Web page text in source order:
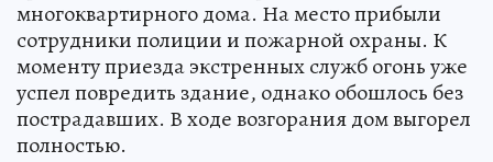
многоквартирного дома. На место прибыли
сотрудники полиции и пожарной охраны. К
моменту приезда экстренных служб огонь уже
успел повредить здание, однако обошлось без
пострадавших. В ходе возгорания дом выгорел
полностью.